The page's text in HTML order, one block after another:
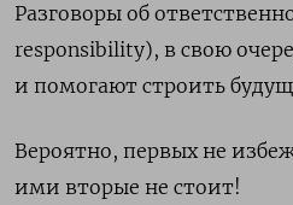
Разговоры об
responsibility), в свою
и помогают строить
Вероятно, первых не
ими вторые не стоит!